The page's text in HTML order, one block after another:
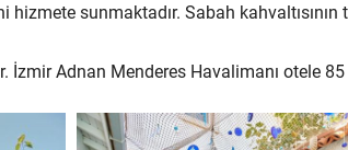
sunmaktadır. Sabah kahvaltısının
İzmir Adnan Menderes Havalimanı otele